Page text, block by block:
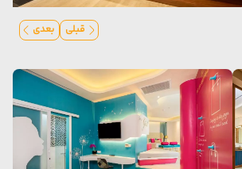
قبلی بعدی